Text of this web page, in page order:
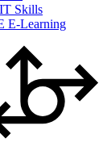
Skills
E-Learning